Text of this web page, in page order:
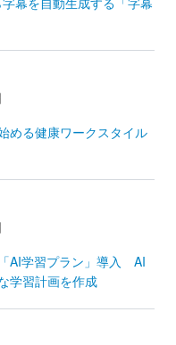
める健康ワークスタイル
AI学習プラン」導入 AI
学習計画を作成